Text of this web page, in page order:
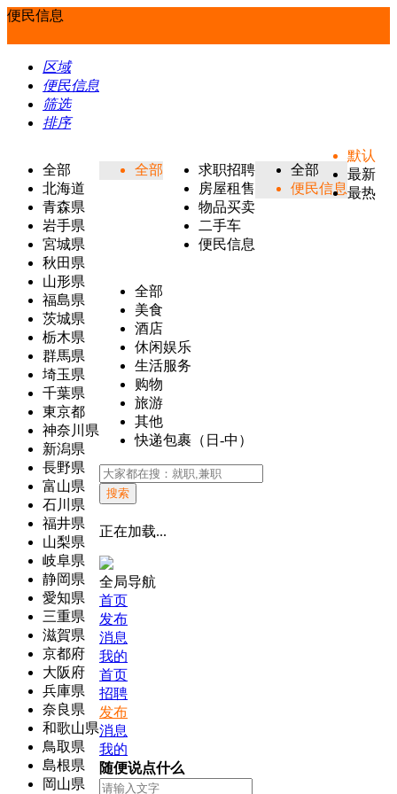
便民信息
区域
便民信息
筛选
排序
全部
北海道
青森県
岩手県
宮城県
秋田県
山形県
福島県
茨城県
栃木県
群馬県
埼玉県
千葉県
東京都
神奈川県
新潟県
長野県
富山県
石川県
福井県
山梨県
岐阜県
静岡県
愛知県
三重県
滋賀県
京都府
大阪府
兵庫県
奈良県
和歌山県
鳥取県
島根県
岡山県
全部
求职招聘
房屋租售
物品买卖
二手车
便民信息
全部
便民信息
全部
美食
酒店
休闲娱乐
生活服务
购物
旅游
其他
快递包裹（日-中）
默认
最新
最热
搜索
正在加载...
全局导航
首页
发布
消息
我的
首页
招聘
发布
消息
我的
随便说点什么